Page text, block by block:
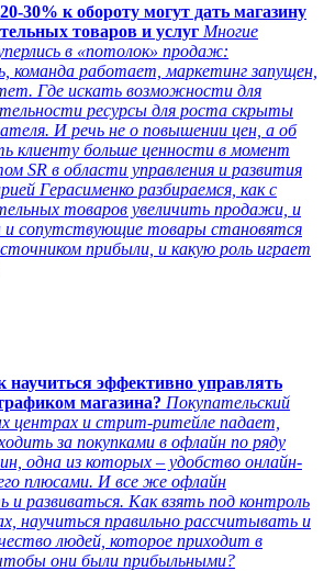
30% к обороту могут дать магазину
товаров и услуг Многие
в «потолок» продаж:
команда работает, маркетинг запущен,
Где искать возможности для
ресурсы для роста скрыты
И речь не о повышении цен, а об
клиенту больше ценности в момент
SR в области управления и развития
Герасименко разбираемся, как с
товаров увеличить продажи, и
и сопутствующие товары становятся
прибыли, и какую роль играет
научиться эффективно управлять
магазина? Покупательский
центрах и стрит-ритейле падает,
за покупками в офлайн по ряду
одна из которых – удобство онлайн-
плюсами. И все же офлайн
развиваться. Как взять под контроль
научиться правильно рассчитывать и
людей, которое приходит в
они были прибыльными?